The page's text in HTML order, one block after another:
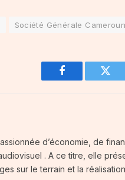
Société Générale Cameroun
Facebook
d’économie, de
. A ce titre, elle
sur le terrain et la